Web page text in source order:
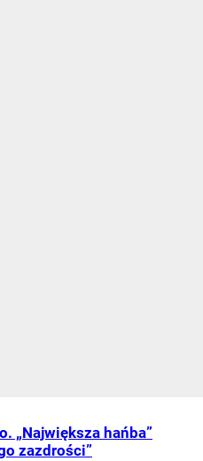
„Największa hańba”
zazdrości”